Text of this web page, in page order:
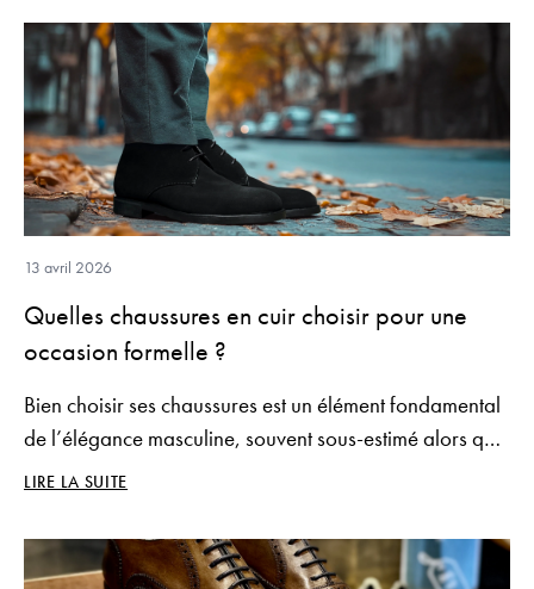
13 avril 2026
Quelles chaussures en cuir choisir pour une
occasion formelle ?
Bien choisir ses chaussures est un élément fondamental
de l’élégance masculine, souvent sous-estimé alors qu’il
structure l’ensemble d’une silhouette formelle. Lors d’un
de prestige, les chaussures en cuir ne sont pas un
simple détail
LIRE LA SUITE